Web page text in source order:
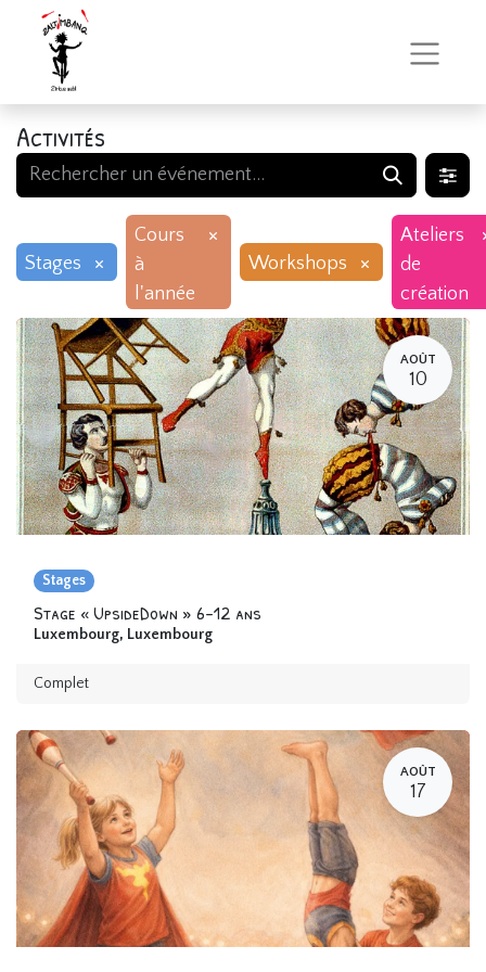
Activités
Stages ×
Cours
à
l'année
×
Workshops ×
Ateliers
de
création
AOÛT
10
Stages
Stage « UpsideDown » 6-12 ans
Luxembourg, Luxembourg
Complet
AOÛT
17